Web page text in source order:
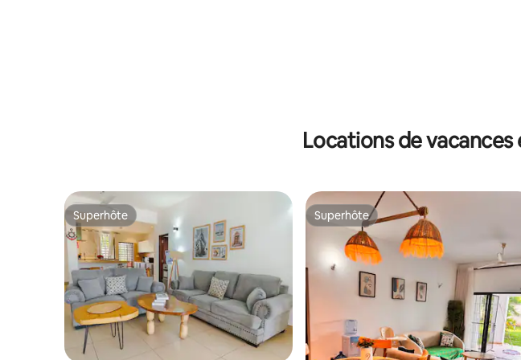
Locations de
Superhôte
Superhôte Superhôte
Superhôte